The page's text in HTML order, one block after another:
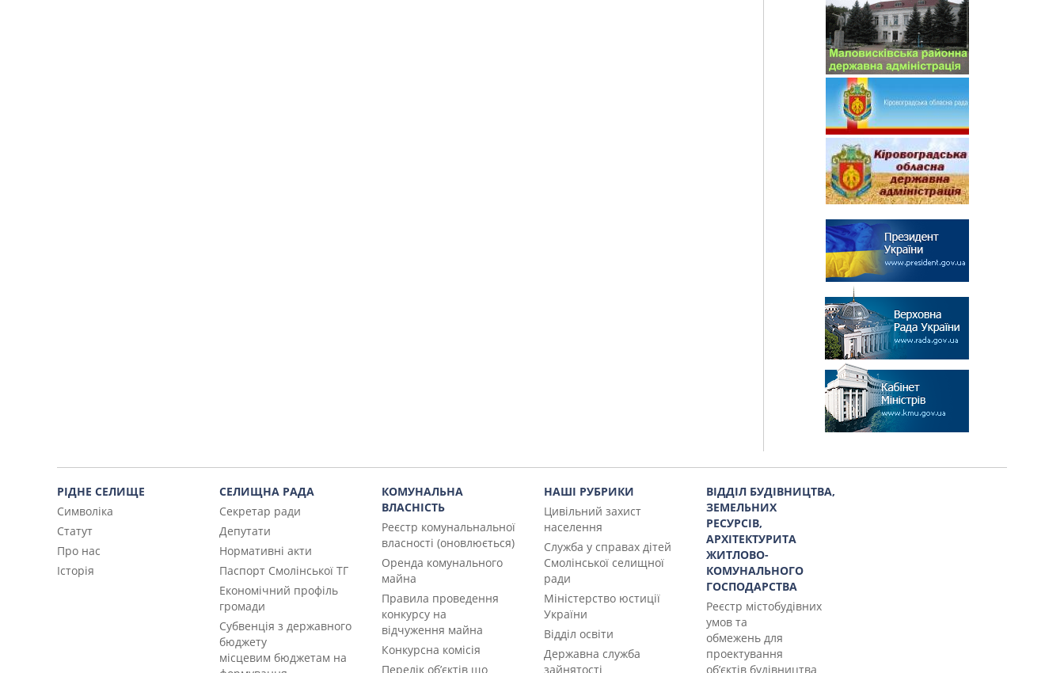
РІДНЕ СЕЛИЩЕ
Символіка
Статут
Про нас
Історія
СЕЛИЩНА РАДА
Секретар ради
Депутати
Нормативні акти
Паспорт Смолінської ТГ
Економічний профіль
громади
Субвенція з державного
бюджету
місцевим бюджетам на
КОМУНАЛЬНА
ВЛАСНІСТЬ
Реєстр комунальнальної
власності (оновлюється)
Оренда комунального
майна
Правила проведення
конкурсу на
відчуження майна
Конкурсна комісія
Перелік об’єктів що
НАШІ РУБРИКИ
Цивільний захист
населення
Служба у справах дітей
Смолінської селищної
ради
Міністерство юстиції
України
Відділ освіти
Державна служба
зайнятості
ВІДДІЛ БУДІВНИЦТВА,
ЗЕМЕЛЬНИХ
РЕСУРСІВ,
АРХІТЕКТУРИТА
ЖИТЛОВО-
КОМУНАЛЬНОГО
ГОСПОДАРСТВА
Реєстр містобудівних
умов та
обмежень для
проектування
об’єктів будівництва